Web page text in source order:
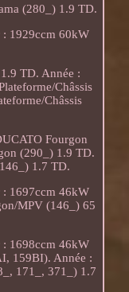
(280_) 1.9 TD.
: 1929ccm 60kW
TD. Année :
Châssis
Châssis
Fourgon
(290_) 1.9 TD.
1.7 TD.
: 1697ccm 46kW
MPV (146_) 65
: 1698ccm 46kW
159BI). Année :
171_, 371_) 1.7